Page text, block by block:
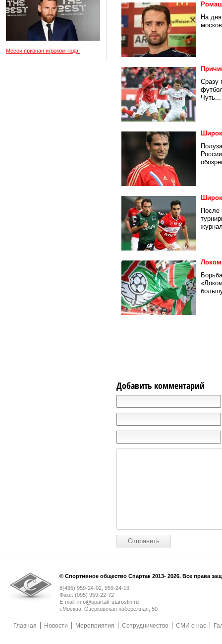
Месси признан игроком года!
На
Сразу
Чуть...
После
Добавить комментарий
© Спортивное общество Спартак 2013- 2026. Все права
8(495) 959-24-02, 959-24-19
Факс: (095) 959-22-72
E-mail: info@spartak-starostin.ru
г.Москва, Озерковская набережная, 50
Главная Новости Мероприятия Сотрудничество СМИ о нас